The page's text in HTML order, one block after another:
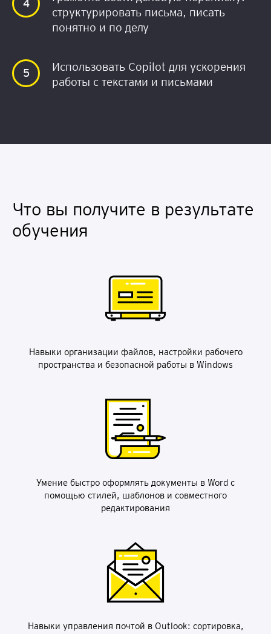
структурировать письма, писать
понятно и по делу
Использовать Copilot для ускорения
работы с текстами и письмами
Что вы получите в результате
обучения
Навыки организации файлов, настройки рабочего
пространства и безопасной работы в Windows
Умение быстро оформлять документы в Word с
помощью стилей, шаблонов и совместного
редактирования
Навыки управления почтой в Outlook: сортировка,